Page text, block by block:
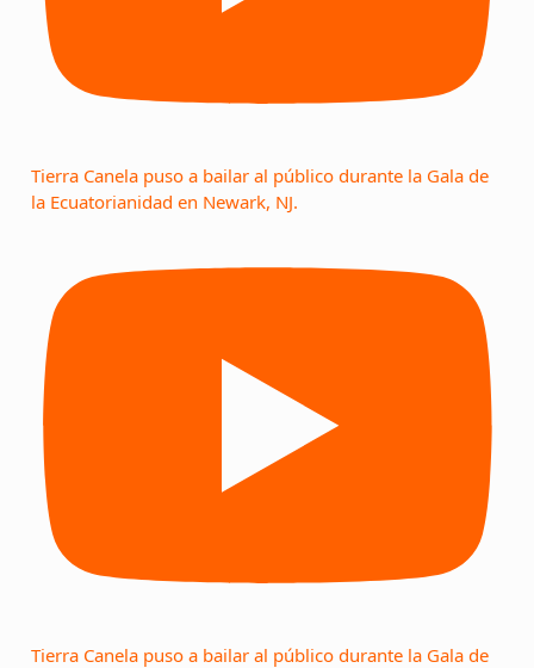
Tierra Canela puso a bailar al público durante la Gala de
la Ecuatorianidad en Newark, NJ.
Tierra Canela puso a bailar al público durante la Gala de